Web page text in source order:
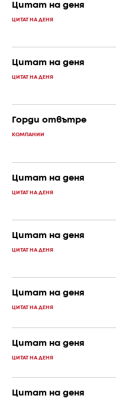
Цитат на деня
ЦИТАТ НА ДЕНЯ
Цитат на деня
ЦИТАТ НА ДЕНЯ
Горди отвътре
КОМПАНИИ
Цитат на деня
ЦИТАТ НА ДЕНЯ
Цитат на деня
ЦИТАТ НА ДЕНЯ
Цитат на деня
ЦИТАТ НА ДЕНЯ
Цитат на деня
ЦИТАТ НА ДЕНЯ
Цитат на деня